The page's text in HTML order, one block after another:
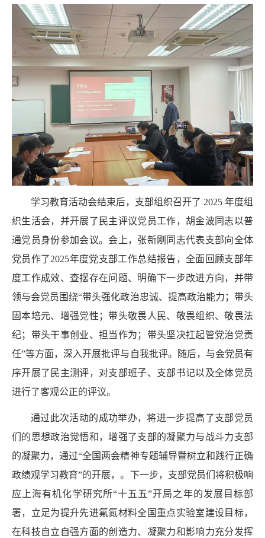
学习教育活动会结束后，支部组织召开了 2025 年度组
织生活会，并开展了民主评议党员工作，胡金波同志以普
通党员身份参加会议。会上，张新刚同志代表支部向全体
党员作了2025年度党支部工作总结报告，全面回顾支部年
度工作成效、查摆存在问题、明确下一步改进方向，并带
领与会党员围绕“带头强化政治忠诚、提高政治能力；带头
固本培元、增强党性；带头敬畏人民、敬畏组织、敬畏法
纪；带头干事创业、担当作为；带头坚决扛起管党治党责
任”等方面，深入开展批评与自我批评。随后，与会党员有
序开展了民主测评，对支部班子、支部书记以及全体党员
进行了客观公正的评议。
通过此次活动的成功举办，将进一步提高了支部党员
们的思想政治觉悟和，增强了支部的凝聚力与战斗力支部
的凝聚力，通过“全国两会精神专题辅导暨树立和践行正确
政绩观学习教育”的开展，。下一步，支部党员们将积极响
应上海有机化学研究所“十五五”开局之年的发展目标部
署，立足为提升先进氟氮材料全国重点实验室建设目标，
在科技自立自强方面的创造力、凝聚力和影响力充分发挥